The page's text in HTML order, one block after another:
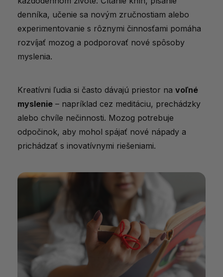
denníka, učenie sa novým zručnostiam alebo
experimentovanie s rôznymi činnosťami pomáha
rozvíjať mozog a podporovať nové spôsoby
myslenia.
Kreatívni ľudia si často dávajú priestor na voľné
myslenie – napríklad cez meditáciu, prechádzky
alebo chvíle nečinnosti. Mozog potrebuje
odpočinok, aby mohol spájať nové nápady a
prichádzať s inovatívnymi riešeniami.